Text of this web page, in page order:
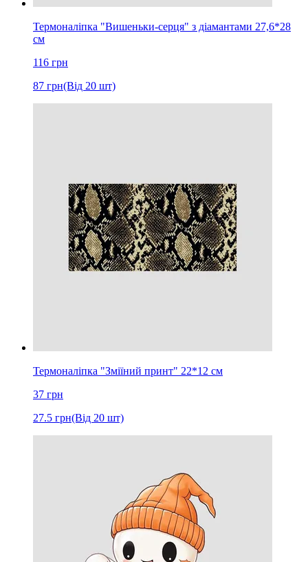
Термоналіпка "Вишеньки-серця" з діамантами 27,6*28
см
116 грн
87 грн(Від 20 шт)
Термоналіпка "Зміїний принт" 22*12 см
37 грн
27.5 грн(Від 20 шт)